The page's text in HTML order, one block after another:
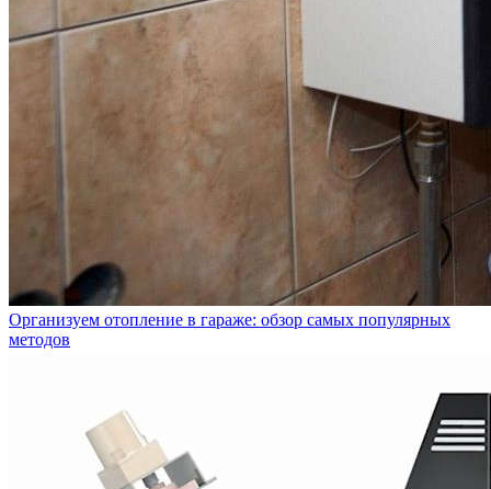
Организуем отопление в гараже: обзор самых популярных
методов